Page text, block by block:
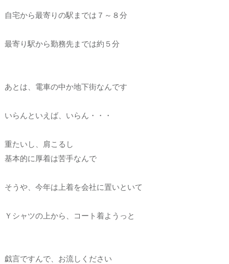
自宅から最寄りの駅までは７～８分
最寄り駅から勤務先までは約５分
あとは、電車の中か地下街なんです
いらんといえば、いらん・・・
重たいし、肩こるし
基本的に厚着は苦手なんで
そうや、今年は上着を会社に置いといて
Ｙシャツの上から、コート着ようっと
戯言ですんで、お流しください